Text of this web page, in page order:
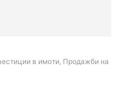
в имоти, Продажби на